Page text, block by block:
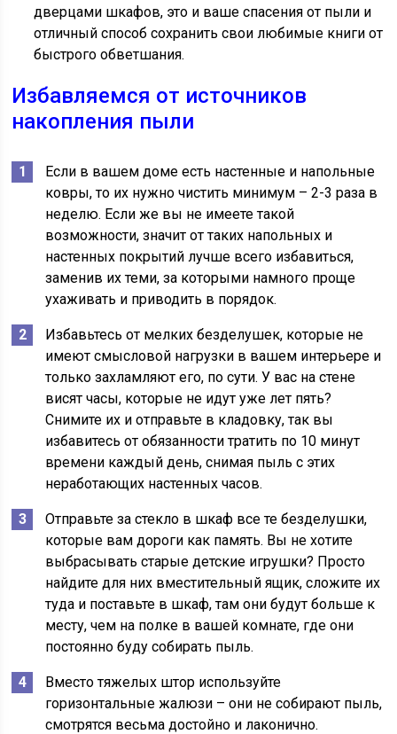
дверцами шкафов, это и ваше спасения от пыли и
отличный способ сохранить свои любимые книги от
быстрого обветшания.
Избавляемся от источников
накопления пыли
Если в вашем доме есть настенные и напольные
ковры, то их нужно чистить минимум – 2-3 раза в
неделю. Если же вы не имеете такой
возможности, значит от таких напольных и
настенных покрытий лучше всего избавиться,
заменив их теми, за которыми намного проще
ухаживать и приводить в порядок.
Избавьтесь от мелких безделушек, которые не
имеют смысловой нагрузки в вашем интерьере и
только захламляют его, по сути. У вас на стене
висят часы, которые не идут уже лет пять?
Снимите их и отправьте в кладовку, так вы
избавитесь от обязанности тратить по 10 минут
времени каждый день, снимая пыль с этих
неработающих настенных часов.
Отправьте за стекло в шкаф все те безделушки,
которые вам дороги как память. Вы не хотите
выбрасывать старые детские игрушки? Просто
найдите для них вместительный ящик, сложите их
туда и поставьте в шкаф, там они будут больше к
месту, чем на полке в вашей комнате, где они
постоянно буду собирать пыль.
Вместо тяжелых штор используйте
горизонтальные жалюзи – они не собирают пыль,
смотрятся весьма достойно и лаконично.